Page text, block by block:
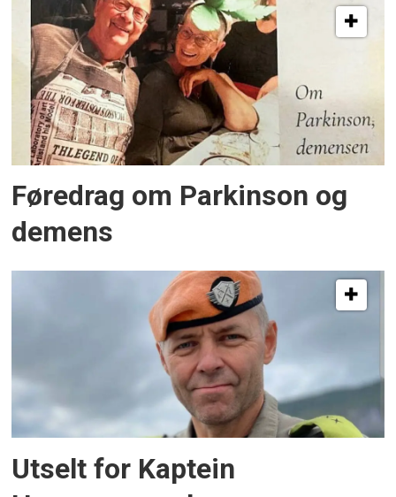
Føredrag om Parkinson og
demens
Utselt for Kaptein